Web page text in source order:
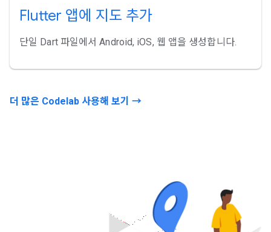
Flutter 앱에 지도 추가
단일 Dart 파일에서 Android, iOS, 웹 앱을 생성합니다.
더 많은 Codelab 사용해 보기 →